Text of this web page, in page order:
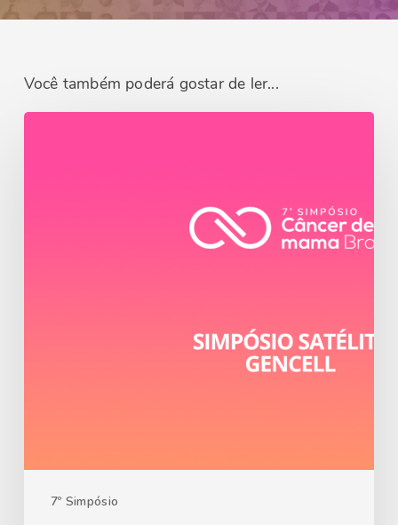
Você também poderá gostar de ler...
7º Simpósio